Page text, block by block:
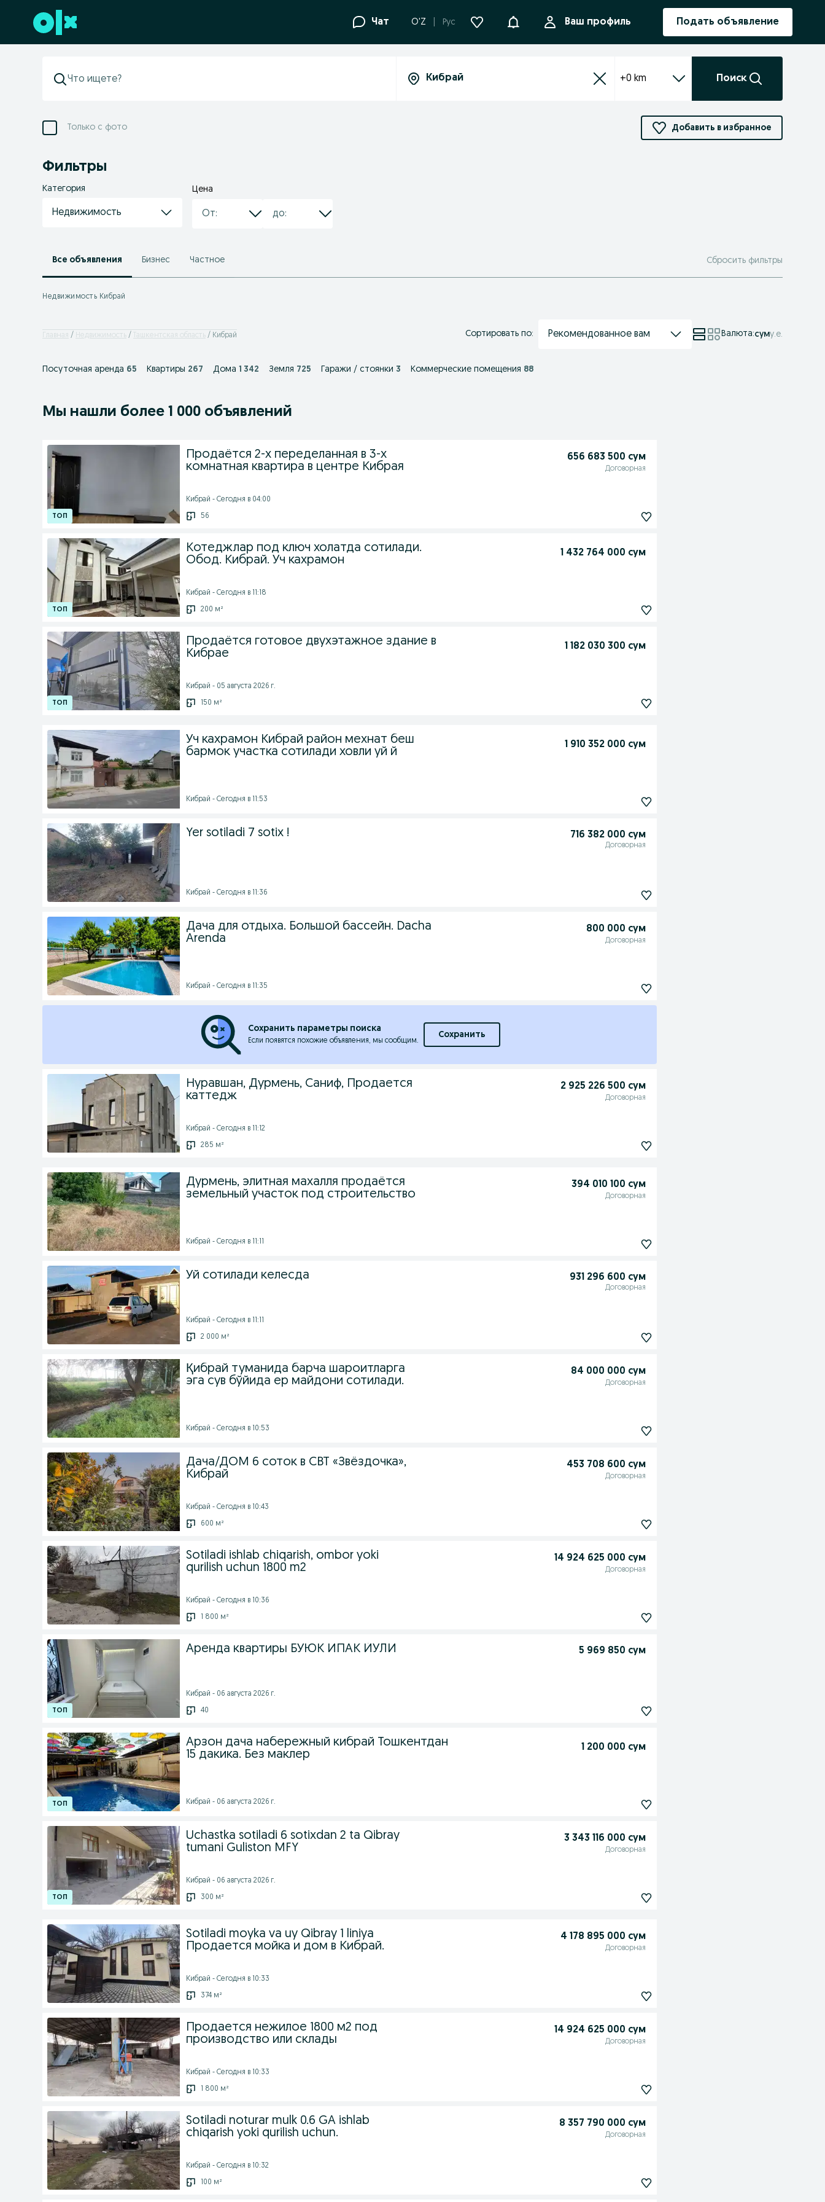
Перейти к нижнему колонтитулу Чат O'Z Рус УведомленияВаш профиль Подать объявление
+0 km Поиск
Только с фото Добавить в избранное
Фильтры
Категория
Недвижимость
Цена
Все объявления Бизнес Частное Сбросить фильтры
Недвижимость Кибрай
Главная Недвижимость Ташкентская область Кибрай Сортировать по: Рекомендованное вам Валюта:суму.е.
Посуточная аренда 65 Квартиры 267 Дома 1 342 Земля 725 Гаражи / стоянки 3 Коммерческие помещения 88
Мы нашли более 1 000 объявлений
Продаётся 2-х переделанная в 3-х
комнатная квартира в центре Кибрая
656 683 500 сум
Договорная
Кибрай - Сегодня в 04:00
56
Котеджлар под ключ холатда сотилади.
Обод. Кибрай. Уч кахрамон
1 432 764 000 сум
Кибрай - Сегодня в 11:18
200 м²
Продаётся готовое двухэтажное здание в
Кибрае
1 182 030 300 сум
Кибрай - 05 августа 2026 г.
150 м²
Уч кахрамон Кибрай район мехнат беш
бармок участка сотилади ховли уй й
1 910 352 000 сум
Кибрай - Сегодня в 11:53
Yer sotiladi 7 sotix ! 716 382 000 сум
Договорная
Кибрай - Сегодня в 11:36
Дача для отдыха. Большой бассейн. Dacha
Arenda
800 000 сум
Договорная
Кибрай - Сегодня в 11:35
Сохранить параметры поиска
Если появятся похожие объявления, мы сообщим.
Сохранить
Нуравшан, Дурмень, Саниф, Продается
каттедж
2 925 226 500 сум
Договорная
Кибрай - Сегодня в 11:12
285 м²
Дурмень, элитная махалля продаётся
земельный участок под строительство
394 010 100 сум
Договорная
Кибрай - Сегодня в 11:11
Уй сотилади келесда 931 296 600 сум
Договорная
Кибрай - Сегодня в 11:11
2 000 м²
Қибрай туманида барча шароитларга
эга сув бўйида ер майдони сотилади.
84 000 000 сум
Договорная
Кибрай - Сегодня в 10:53
Дача/ДОМ 6 соток в СВТ «Звёздочка»,
Кибрай
453 708 600 сум
Договорная
Кибрай - Сегодня в 10:43
600 м²
Sotiladi ishlab chiqarish, ombor yoki
qurilish uchun 1800 m2
14 924 625 000 сум
Договорная
Кибрай - Сегодня в 10:36
1 800 м²
Аренда квартиры БУЮК ИПАК ЙУЛИ 5 969 850 сум
Кибрай - 06 августа 2026 г.
40
Арзон дача набережный кибрай Тошкентдан
15 дакика. Без маклер
1 200 000 сум
Кибрай - 06 августа 2026 г.
Uchastka sotiladi 6 sotixdan 2 ta Qibray
tumani Guliston MFY
3 343 116 000 сум
Договорная
Кибрай - 06 августа 2026 г.
300 м²
Sotiladi moyka va uy Qibray 1 liniya
Продается мойка и дом в Кибрай.
4 178 895 000 сум
Договорная
Кибрай - Сегодня в 10:33
374 м²
Продается нежилое 1800 м2 под
производство или склады
14 924 625 000 сум
Договорная
Кибрай - Сегодня в 10:33
1 800 м²
Sotiladi noturar mulk 0.6 GA ishlab
chiqarish yoki qurilish uchun.
8 357 790 000 сум
Договорная
Кибрай - Сегодня в 10:32
100 м²